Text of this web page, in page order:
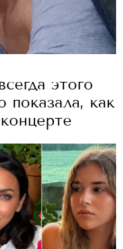
этого
показала, как